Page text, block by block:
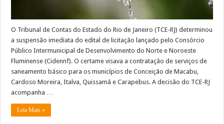
O Tribunal de Contas do Estado do Rio de Janeiro (TCE-RJ) determinou
a suspensão imediata do edital de licitação lançado pelo Consórcio
Público Intermunicipal de Desenvolvimento do Norte e Noroeste
Fluminense (Cidennf). O certame visava a contratação de serviços de
saneamento básico para os municípios de Conceição de Macabu,
Cardoso Moreira, Italva, Quissamã e Carapebus. A decisão do TCE-RJ
acompanha …
Leia Mais »